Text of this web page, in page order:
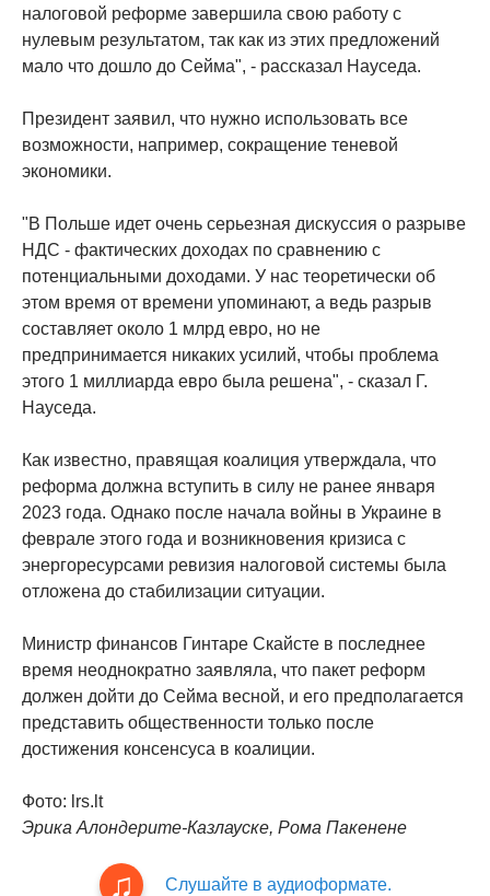
налоговой реформе завершила свою работу с
нулевым результатом, так как из этих предложений
мало что дошло до Сейма", - рассказал Науседа.
Президент заявил, что нужно использовать все
возможности, например, сокращение теневой
экономики.
"В Польше идет очень серьезная дискуссия о разрыве
НДС - фактических доходах по сравнению с
потенциальными доходами. У нас теоретически об
этом время от времени упоминают, а ведь разрыв
составляет около 1 млрд евро, но не
предпринимается никаких усилий, чтобы проблема
этого 1 миллиарда евро была решена", - сказал Г.
Науседа.
Как известно, правящая коалиция утверждала, что
реформа должна вступить в силу не ранее января
2023 года. Однако после начала войны в Украине в
феврале этого года и возникновения кризиса с
энергоресурсами ревизия налоговой системы была
отложена до стабилизации ситуации.
Министр финансов Гинтаре Скайсте в последнее
время неоднократно заявляла, что пакет реформ
должен дойти до Сейма весной, и его предполагается
представить общественности только после
достижения консенсуса в коалиции.
Фото: lrs.lt
Эрика Алондерите-Казлауске, Рома Пакенене
Слушайте в аудиоформате.